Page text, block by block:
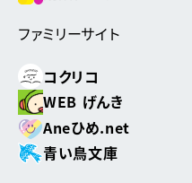
ファミリーサイト
コクリコ
WEB げんき
Aneひめ.net
青い鳥文庫